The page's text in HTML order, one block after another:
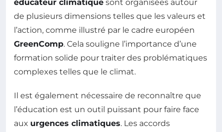
éducateur climatique sont organisées autour
de plusieurs dimensions telles que les valeurs et
l’action, comme illustré par le cadre européen
GreenComp. Cela souligne l’importance d’une
formation solide pour traiter des problématiques
complexes telles que le climat.
Il est également nécessaire de reconnaître que
l’éducation est un outil puissant pour faire face
aux urgences climatiques. Les accords